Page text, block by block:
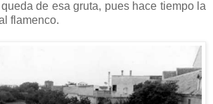
de esa gruta, pues hace tiempo la
flamenco.